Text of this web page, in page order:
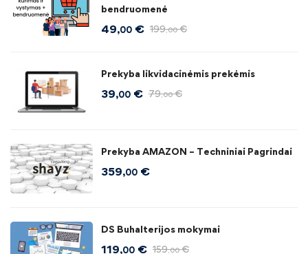
bendruomenė
49,00 € 199,00 €
Prekyba likvidacinėmis prekėmis
39,00 € 79,00 €
Prekyba AMAZON – Techniniai Pagrindai
359,00 €
DS Buhalterijos mokymai
119,00 € 159,00 €